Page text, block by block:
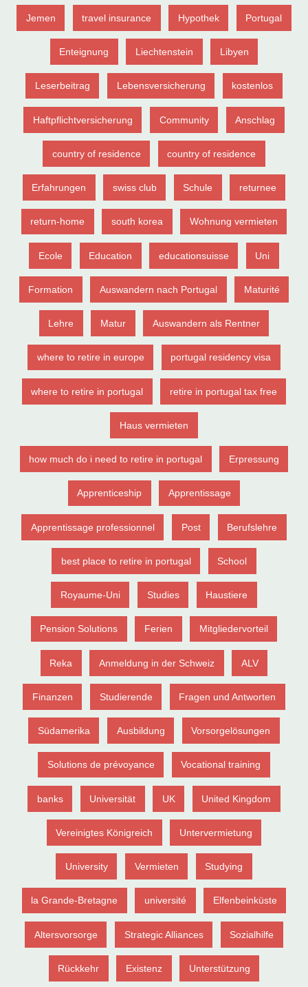
Jemen travel insurance Hypothek Portugal
Enteignung Liechtenstein Libyen
Leserbeitrag Lebensversicherung kostenlos
Haftpflichtversicherung Community Anschlag
country of residence country of residence
Erfahrungen swiss club Schule returnee
return-home south korea Wohnung vermieten
Ecole Education educationsuisse Uni
Formation Auswandern nach Portugal Maturité
Lehre Matur Auswandern als Rentner
where to retire in europe portugal residency visa
where to retire in portugal retire in portugal tax free
Haus vermieten
how much do i need to retire in portugal Erpressung
Apprenticeship Apprentissage
Apprentissage professionnel Post Berufslehre
best place to retire in portugal School
Royaume-Uni Studies Haustiere
Pension Solutions Ferien Mitgliedervorteil
Reka Anmeldung in der Schweiz ALV
Finanzen Studierende Fragen und Antworten
Südamerika Ausbildung Vorsorgelösungen
Solutions de prévoyance Vocational training
banks Universität UK United Kingdom
Vereinigtes Königreich Untervermietung
University Vermieten Studying
la Grande-Bretagne université Elfenbeinküste
Altersvorsorge Strategic Alliances Sozialhilfe
Rückkehr Existenz Unterstützung